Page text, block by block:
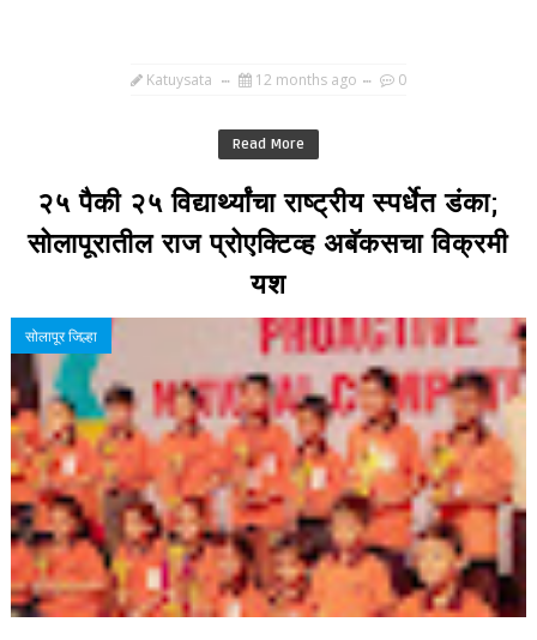
Katuysata 12 months ago 0
Read More
२५ पैकी २५ विद्यार्थ्यांचा राष्ट्रीय स्पर्धेत डंका;
सोलापूरातील राज प्रोएक्टिव्ह अबॅकसचा विक्रमी
यश
सोलापूर जिल्हा